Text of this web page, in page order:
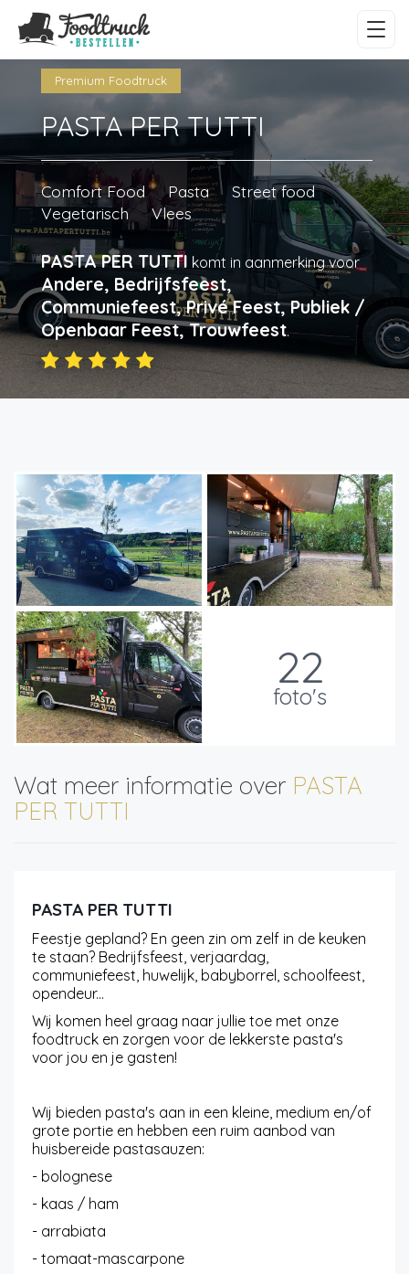
Premium Foodtruck
PASTA PER TUTTI
Comfort Food Pasta
Street food
Vegetarisch
Vlees
PASTA PER TUTTI komt in aanmerking voor
Andere, Bedrijfsfeest,
Communiefeest, Privé Feest, Publiek /
Openbaar Feest, Trouwfeest.
22
foto's
Wat meer informatie over PASTA
PER TUTTI
PASTA PER TUTTI
Feestje gepland? En geen zin om zelf in de keuken
te staan? Bedrijfsfeest, verjaardag,
communiefeest, huwelijk, babyborrel, schoolfeest,
opendeur...
Wij komen heel graag naar jullie toe met onze
foodtruck en zorgen voor de lekkerste pasta's
voor jou en je gasten!
Wij bieden pasta's aan in een kleine, medium en/of
grote portie en hebben een ruim aanbod van
huisbereide pastasauzen:
- bolognese
- kaas / ham
- arrabiata
- tomaat-mascarpone